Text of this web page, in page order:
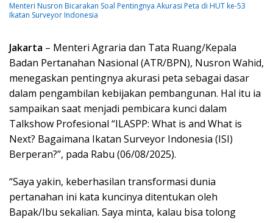
Menteri Nusron Bicarakan Soal Pentingnya Akurasi Peta di HUT ke-53
Ikatan Surveyor Indonesia
Jakarta – Menteri Agraria dan Tata Ruang/Kepala
Badan Pertanahan Nasional (ATR/BPN), Nusron Wahid,
menegaskan pentingnya akurasi peta sebagai dasar
dalam pengambilan kebijakan pembangunan. Hal itu ia
sampaikan saat menjadi pembicara kunci dalam
Talkshow Profesional “ILASPP: What is and What is
Next? Bagaimana Ikatan Surveyor Indonesia (ISI)
Berperan?”, pada Rabu (06/08/2025).
“Saya yakin, keberhasilan transformasi dunia
pertanahan ini kata kuncinya ditentukan oleh
Bapak/Ibu sekalian. Saya minta, kalau bisa tolong